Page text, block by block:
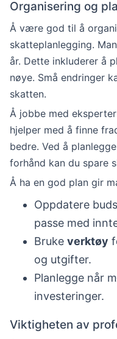
Organisering og
Å være god til å
skatteplanlegging.
år. Dette inkluderer å
nøye. Små endringer
skatten.
Å jobbe med
hjelper med å finne
bedre. Ved å
forhånd kan du spare
Å ha en god plan gir
Oppdatere
passe med
Bruke verktøy
og utgifter.
Planlegge når
investeringer.
Viktigheten av